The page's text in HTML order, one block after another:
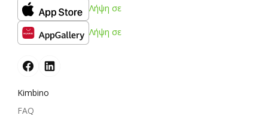
Λήψη σε
Λήψη σε
Kimbino
FAQ